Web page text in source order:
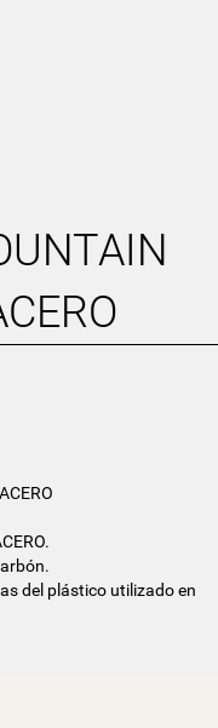
del plástico utilizado en